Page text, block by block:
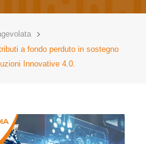
a fondo perduto in sostegno
Innovative 4.0.